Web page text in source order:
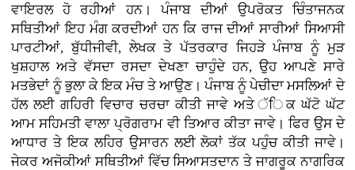
ਵਾਇਰਲ ਹੋ ਰਹੀਆਂ ਹਨ। ਪੰਜਾਬ ਦੀਆਂ ਉਪਰੋਕਤ ਚਿੰਤਾਜਨਕ
ਸਥਿਤੀਆਂ ਇਹ ਮੰਗ ਕਰਦੀਆਂ ਹਨ ਕਿ ਰਾਜ ਦੀਆਂ ਸਾਰੀਆਂ ਸਿਆਸੀ
ਪਾਰਟੀਆਂ, ਬੁੱਧੀਜੀਵੀ, ਲੇਖਕ ਤੇ ਪੱਤਰਕਾਰ ਜਿਹੜੇ ਪੰਜਾਬ ਨੂੰ ਮੁੜ
ਖੁਸ਼ਹਾਲ ਅਤੇ ਵੱਸਦਾ ਰਸਦਾ ਦੇਖਣਾ ਚਾਹੁੰਦੇ ਹਨ, ਉਹ ਆਪਣੇ ਸਾਰੇ
ਮਤਭੇਦਾਂ ਨੂੰ ਭੁਲਾ ਕੇ ਇਕ ਮੰਚ ਤੇ ਆਉਣ। ਪੰਜਾਬ ਨੂੰ ਪੇਚੀਦਾ ਮਸਲਿਆਂ ਦੇ
ਹੱਲ ਲਈ ਗਹਿਰੀ ਵਿਚਾਰ ਚਰਚਾ ਕੀਤੀ ਜਾਵੇ ਅਤੇ ੱਿਕ ਘੱਟੋ ਘੱਟ
ਆਮ ਸਹਿਮਤੀ ਵਾਲਾ ਪ੍ਰੋਗਰਾਮ ਵੀ ਤਿਆਰ ਕੀਤਾ ਜਾਵੇ। ਫਿਰ ਉਸ ਦੇ
ਆਧਾਰ ਤੇ ਇਕ ਲਹਿਰ ਉਸਾਰਨ ਲਈ ਲੋਕਾਂ ਤੱਕ ਪਹੁੰਚ ਕੀਤੀ ਜਾਵੇ।
ਜੇਕਰ ਅਜੋਕੀਆਂ ਸਥਿਤੀਆਂ ਵਿੱਚ ਸਿਆਸਤਦਾਨ ਤੇ ਜਾਗਰੂਕ ਨਾਗਰਿਕ